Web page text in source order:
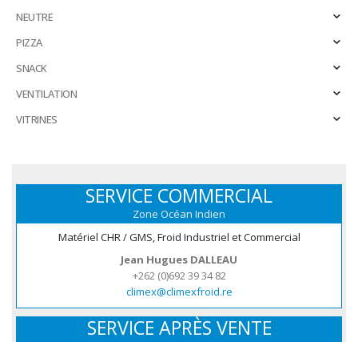
NEUTRE
PIZZA
SNACK
VENTILATION
VITRINES
SERVICE COMMERCIAL
Zone Océan Indien
Matériel CHR / GMS, Froid Industriel et Commercial
Jean Hugues DALLEAU
+262 (0)692 39 34 82
climex@climexfroid.re
SERVICE APRÈS VENTE